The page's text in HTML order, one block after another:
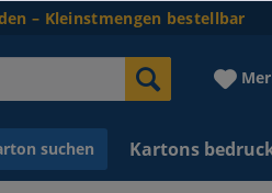
– Kleinstmengen bestellbar
suchen Kartons